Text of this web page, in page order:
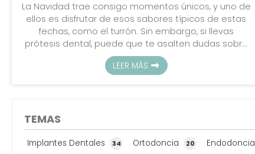
TEMAS
Implantes Dentales 34 Ortodoncia 20 Endodoncia
La Navidad trae consigo momentos únicos, y uno de
ellos es disfrutar de esos sabores típicos de estas
fechas, como el turrón. Sin embargo, si llevas
prótesis dental, puede que te asalten dudas sobre
si deberías arriesgarte a probarlo. La buena noticia
es que no tienes que renunciar a este placer; solo
turrón La clave para disfrutar del turrón ...
LEER MÁS